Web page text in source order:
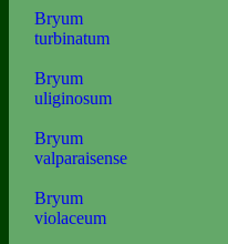
Bryum
turbinatum
Bryum
uliginosum
Bryum
valparaisense
Bryum
violaceum